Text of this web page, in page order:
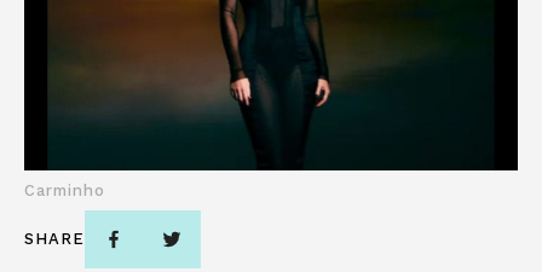
Carminho
SHARE